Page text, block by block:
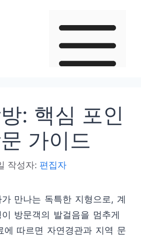
: 핵심 포인
가이드
작성자: 편집자
만나는 독특한 지형으로, 계
방문객의 발걸음을 멈추게
에 따르면 자연경관과 지역 문